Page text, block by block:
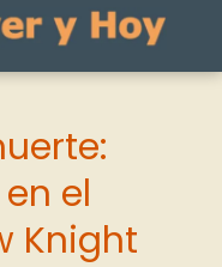
el
Knight